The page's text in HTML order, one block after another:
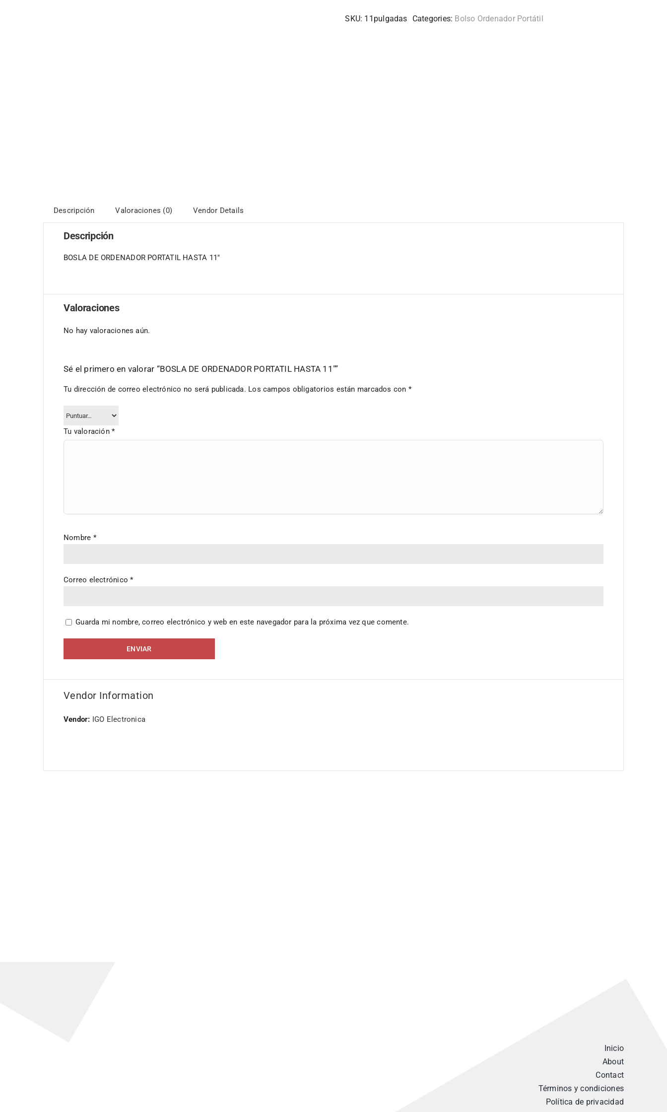
SKU: 11pulgadas Categories: Bolso Ordenador Portátil
Descripción Valoraciones (0) Vendor Details
Descripción
BOSLA DE ORDENADOR PORTATIL HASTA 11″
Valoraciones
No hay valoraciones aún.
Sé el primero en valorar “BOSLA DE ORDENADOR PORTATIL HASTA 11″”
Tu dirección de correo electrónico no será publicada. Los campos obligatorios están marcados con *
Tu valoración*
Nombre *
Correo electrónico*
Guarda mi nombre, correo electrónico y web en este navegador para la próxima vez que comente.
Vendor Information
Vendor: IGO Electronica
Inicio
About
Contact
Términos y condiciones
Política de privacidad